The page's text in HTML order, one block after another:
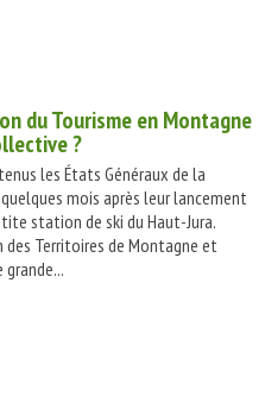
du Tourisme en Montagne
?
les États Généraux de la
mois après leur lancement
station de ski du Haut-Jura.
Territoires de Montagne et